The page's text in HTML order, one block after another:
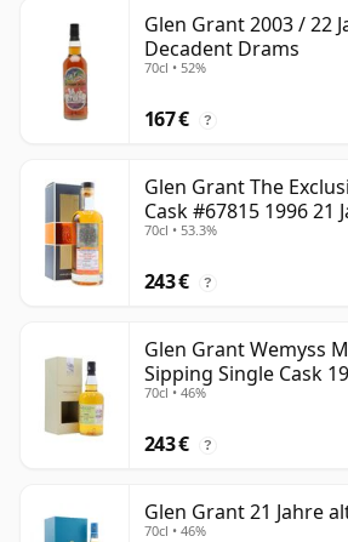
Glen Grant 2003 / 22
Decadent Drams
70cl • 52%
167 € ?
Glen Grant The
Cask #67815 1996 21
70cl • 53.3%
243 € ?
Glen Grant Wemyss
Sipping Single Cask
70cl • 46%
243 € ?
Glen Grant 21 Jahre
70cl • 46%